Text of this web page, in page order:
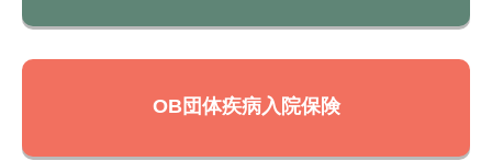
OB団体疾病入院保険